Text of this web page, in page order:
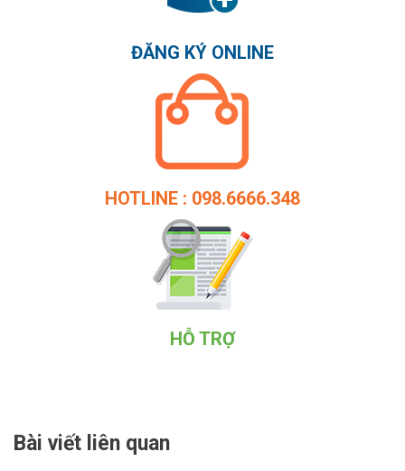
ĐĂNG KÝ ONLINE
HOTLINE : 098.6666.348
HỖ TRỢ
Bài viết liên quan